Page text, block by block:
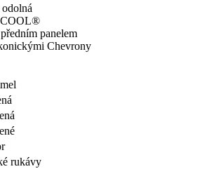
panelem
Chevrony
rukávy